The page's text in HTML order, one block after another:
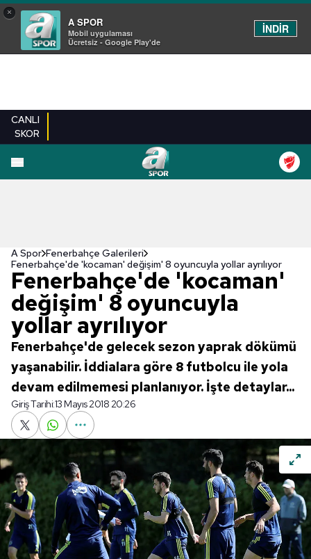
×
A SPOR
Mobil uygulaması
Ücretsiz - Google Play'de
İNDİR
CANLI
SKOR
EN YENILER
A Spor Fenerbahçe Galerileri
Fenerbahçe'de 'kocaman' değişim' 8 oyuncuyla yollar ayrılıyor
Fenerbahçe'de 'kocaman'
değişim' 8 oyuncuyla
yollar ayrılıyor
Fenerbahçe'de gelecek sezon yaprak dökümü
yaşanabilir. İddialara göre 8 futbolcu ile yola
devam edilmemesi planlanıyor. İşte detaylar...
Giriş Tarihi:13 Mayıs 2018 20:26